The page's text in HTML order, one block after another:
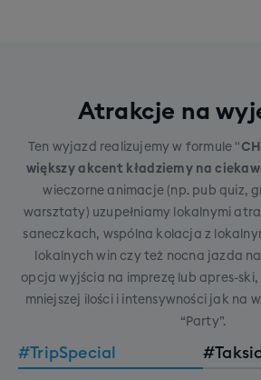
Atrakcje na
Ten wyjazd realizujemy w formule "
większy akcent kładziemy na
wieczorne animacje (np. pub quiz,
warsztaty) uzupełniamy lokalnymi
saneczkach, wspólna kolacja z
lokalnych win czy też nocna jazda
opcja wyjścia na imprezę lub apres-
mniejszej ilości i intensywności jak na
“Party”.
#TripSpecial